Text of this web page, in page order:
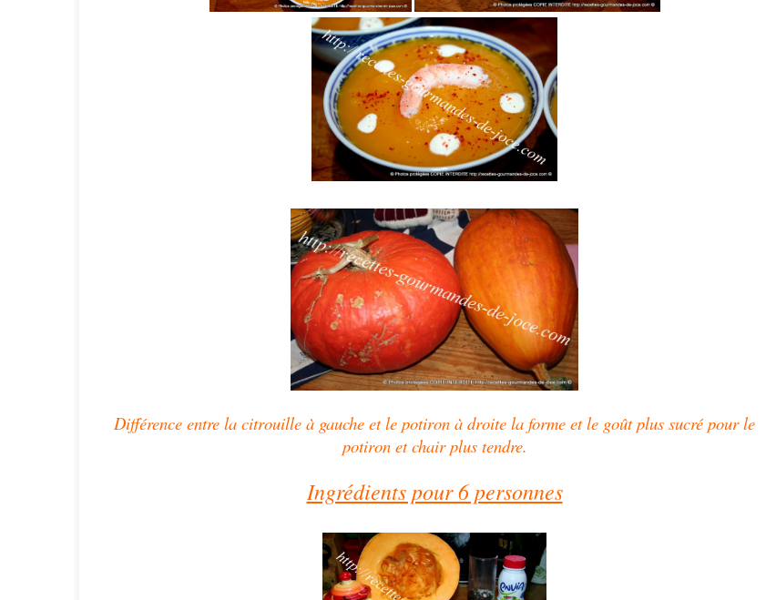
Différence entre la citrouille à gauche et le potiron à droite la forme et le goût plus sucré pour le
potiron et chair plus tendre.
Ingrédients pour 6 personnes